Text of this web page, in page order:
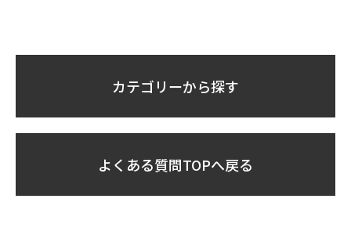
カテゴリーから探す
よくある質問TOPへ戻る